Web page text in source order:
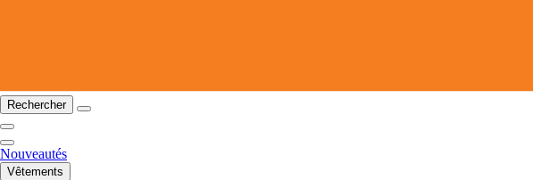
Rechercher
Nouveautés
Vêtements